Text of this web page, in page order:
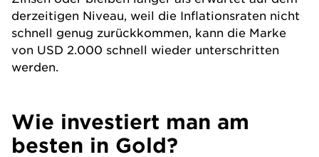
derzeitigen Niveau, weil die Inflationsraten nicht
schnell genug zurückkommen, kann die Marke
von USD 2.000 schnell wieder unterschritten
werden.
Wie investiert man am
besten in Gold?